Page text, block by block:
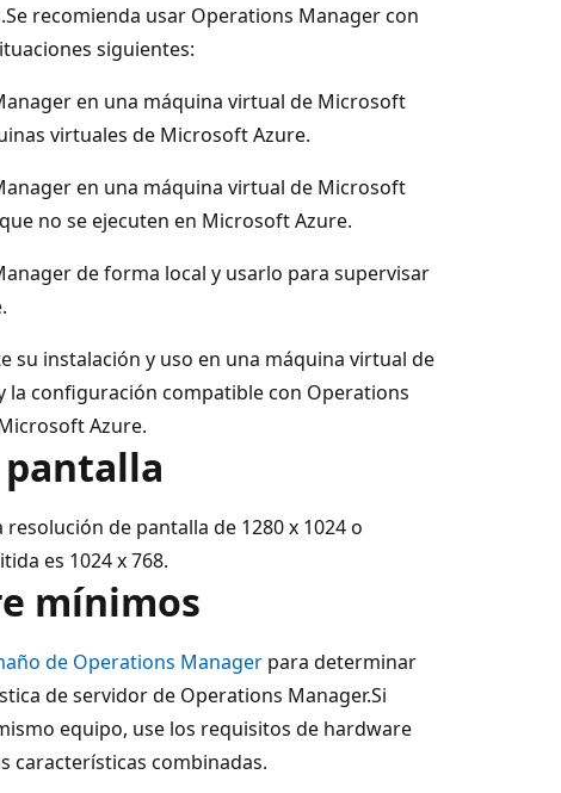
recomienda usar Operations Manager con
siguientes:
en una máquina virtual de Microsoft
virtuales de Microsoft Azure.
en una máquina virtual de Microsoft
no se ejecuten en Microsoft Azure.
de forma local y usarlo para supervisar
instalación y uso en una máquina virtual de
la configuración compatible con Operations
Azure.
de pantalla de 1280 x 1024 o
es 1024 x 768.
mínimos
de Operations Manager para determinar
de servidor de Operations Manager.Si
equipo, use los requisitos de hardware
características combinadas.